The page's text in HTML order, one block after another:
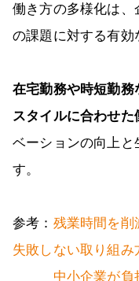
働き方の多様化は、
の課題に対する有効
在宅勤務や時短勤
スタイルに合わせ
ベーションの向上と
す。
参考： 残業時間を削
失敗しない取り組み
中小企業が負